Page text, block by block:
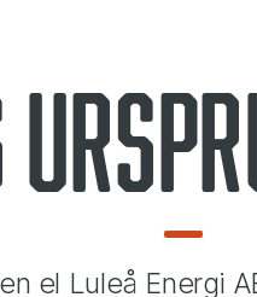
el Luleå Energi